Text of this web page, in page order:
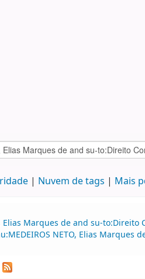
Nuvem de tags Mais
Marques de and su-
NETO, Elias Marques